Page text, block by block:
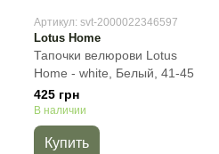
Артикул: svt-2000022346597
Lotus Home
Тапочки велюрови Lotus
Home - white, Белый, 41-45
425 грн
В наличии
Купить